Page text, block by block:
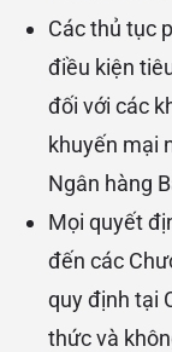
Các thủ tục
điều kiện
đối với các
khuyến mại
Ngân hàng
Mọi quyết
đến các
quy định tại
thức và